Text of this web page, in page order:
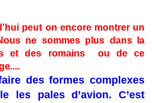
peut on encore montrer un
ne sommes plus dans la
et des romains ou de ce
des formes complexes
les pales d’avion. C’est